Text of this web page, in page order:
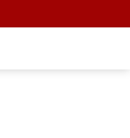
Keliling